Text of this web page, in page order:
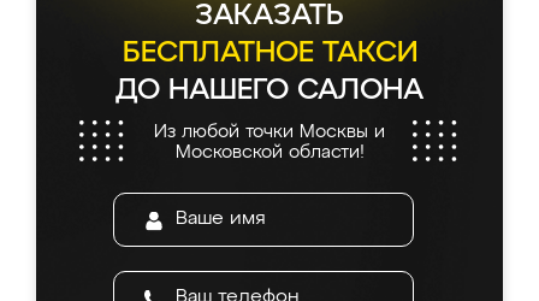
ЗАКАЗАТЬ
БЕСПЛАТНОЕ ТАКСИ
ДО НАШЕГО САЛОНА
Из любой точки Москвы и
Московской области!